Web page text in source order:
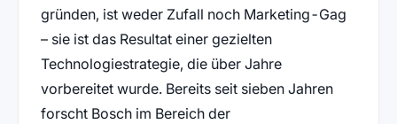
gründen, ist weder Zufall noch Marketing-Gag
– sie ist das Resultat einer gezielten
Technologiestrategie, die über Jahre
vorbereitet wurde. Bereits seit sieben Jahren
forscht Bosch im Bereich der